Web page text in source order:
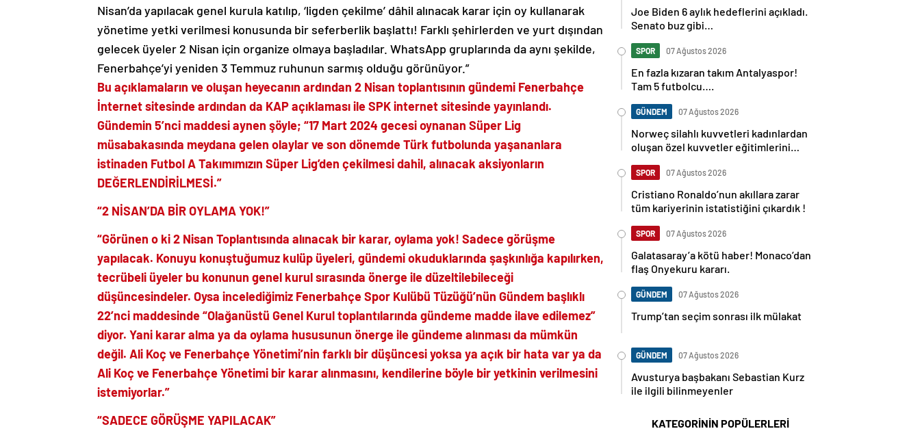
Nisan’da yapılacak genel kurula katılıp, ‘ligden çekilme’ dâhil alınacak karar için oy kullanarak
yönetime yetki verilmesi konusunda bir seferberlik başlattı! Farklı şehirlerden ve yurt dışından
gelecek üyeler 2 Nisan için organize olmaya başladılar. WhatsApp gruplarında da aynı şekilde,
Fenerbahçe’yi yeniden 3 Temmuz ruhunun sarmış olduğu görünüyor.”
Bu açıklamaların ve oluşan heyecanın ardından 2 Nisan toplantısının gündemi Fenerbahçe
İnternet sitesinde ardından da KAP açıklaması ile SPK internet sitesinde yayınlandı.
Gündemin 5’nci maddesi aynen şöyle; “17 Mart 2024 gecesi oynanan Süper Lig
müsabakasında meydana gelen olaylar ve son dönemde Türk futbolunda yaşananlara
istinaden Futbol A Takımımızın Süper Lig’den çekilmesi dahil, alınacak aksiyonların
DEĞERLENDİRİLMESİ.”
“2 NİSAN’DA BİR OYLAMA YOK!”
“Görünen o ki 2 Nisan Toplantısında alınacak bir karar, oylama yok! Sadece görüşme
yapılacak. Konuyu konuştuğumuz kulüp üyeleri, gündemi okuduklarında şaşkınlığa kapılırken,
tecrübeli üyeler bu konunun genel kurul sırasında önerge ile düzeltilebileceği
düşüncesindeler. Oysa incelediğimiz Fenerbahçe Spor Kulübü Tüzüğü’nün Gündem başlıklı
22’nci maddesinde “Olağanüstü Genel Kurul toplantılarında gündeme madde ilave edilemez”
diyor. Yani karar alma ya da oylama hususunun önerge ile gündeme alınması da mümkün
değil. Ali Koç ve Fenerbahçe Yönetimi’nin farklı bir düşüncesi yoksa ya açık bir hata var ya da
Ali Koç ve Fenerbahçe Yönetimi bir karar alınmasını, kendilerine böyle bir yetkinin verilmesini
istemiyorlar.”
“SADECE GÖRÜŞME YAPILACAK”
Joe Biden 6 aylık hedeflerini açıkladı.
Senato buz gibi…
SPOR 07 Ağustos 2026
En fazla kızaran takım Antalyaspor!
Tam 5 futbolcu….
GÜNDEM 07 Ağustos 2026
Norweç silahlı kuvvetleri kadınlardan
oluşan özel kuvvetler eğitimlerini
SPOR 07 Ağustos 2026
Cristiano Ronaldo’nun akıllara zarar
tüm kariyerinin istatistiğini çıkardık !
SPOR 07 Ağustos 2026
Galatasaray’a kötü haber! Monaco’dan
flaş Onyekuru kararı.
GÜNDEM 07 Ağustos 2026
Trump’tan seçim sonrası ilk mülakat
GÜNDEM 07 Ağustos 2026
Avusturya başbakanı Sebastian Kurz
ile ilgili bilinmeyenler
KATEGORİNİN POPÜLERLERİ